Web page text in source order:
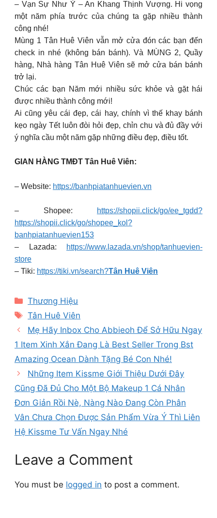
– Vạn Sự Như Ý – An Khang Thịnh Vượng. Hi vọng
một năm phía trước của chúng ta gặp nhiều thành
công nhé!
Mùng 1 Tân Huê Viên vẫn mở cửa đón các bạn đến
check in nhé (không bán bánh). Và MÙNG 2, Quầy
hàng, Nhà hàng Tân Huê Viên sẽ mở cửa bán bánh
trở lại.
Chúc các bạn Năm mới nhiều sức khỏe và gặt hái
được nhiều thành công mới!
Ai cũng yêu cái đẹp, cái hay, chính vì thế khay bánh
kẹo ngày Tết luôn đòi hỏi đẹp, chỉn chu và đủ đầy với
ý nghĩa cầu một năm gặp những điều đẹp, điều tốt.
GIAN HÀNG TMĐT Tân Huê Viên:
– Website: https://banhpiatanhuevien.vn
– Shopee:
https://shopii.click/go/ee_tgdd?
https://shopii.click/go/shopee_kol?
banhpiatanhuevien153
– Lazada:
https://www.lazada.vn/shop/tanhuevien-
store
– Tiki: https://tiki.vn/search?Tân Huê Viên
Categories
Thương Hiệu
Tags
Tân Huê Viên
Mẹ Hãy Inbox Cho Abbieoh Để Sở Hữu Ngay
1 Item Xinh Xắn Đang Là Best Seller Trong Bst
Amazing Ocean Dành Tặng Bé Con Nhé!
Những Item Kissme Giới Thiệu Dưới Đây
Cũng Đã Đủ Cho Một Bộ Makeup 1 Cá Nhân
Đơn Giản Rồi Nè, Nàng Nào Đang Còn Phân
Vân Chưa Chọn Được Sản Phẩm Vừa Ý Thì Liên
Hệ Kissme Tư Vấn Ngay Nhé
Leave a Comment
You must be logged in to post a comment.